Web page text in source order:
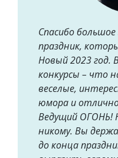
Спасибо
праздник,
Новый 2023 год.
конкурсы – что
веселые,
юмора и
Ведущий ОГОНЬ!
никому. Вы
до конца